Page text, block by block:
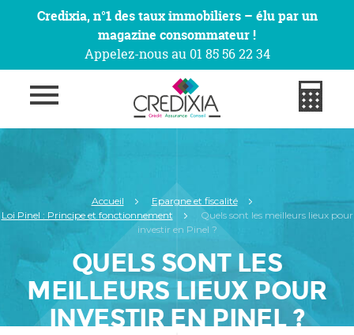
Credixia, n°1 des taux immobiliers – élu par un
magazine consommateur !
Appelez-nous au 01 85 56 22 34
Accueil
Epargne et fiscalité
Loi Pinel : Principe et fonctionnement
Quels sont les meilleurs lieux pour
investir en Pinel ?
QUELS SONT LES
MEILLEURS LIEUX POUR
INVESTIR EN PINEL ?